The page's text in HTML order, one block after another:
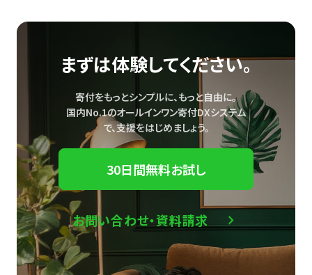
まずは体験してください。
寄付をもっとシンプルに、もっと自由に。
国内No.1のオールインワン寄付DXシステム
で、支援をはじめましょう。
30日間無料お試し
お問い合わせ・資料請求